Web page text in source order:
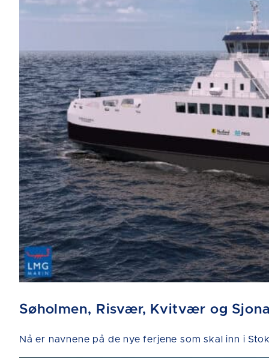
Søholmen, Risvær, Kvitvær og
Nå er navnene på de nye ferjene som skal inn i